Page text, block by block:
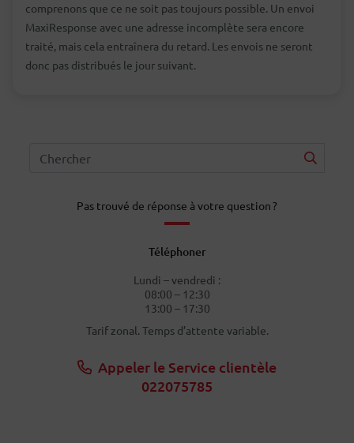
comprenons que ce ne soit pas toujours possible. Un envoi
MaxiResponse avec une adresse incomplète sera encore
traité, mais cela entraînera du retard. Les envois ne seront
donc pas distribués le jour suivant.
Pas trouvé de réponse à votre question ?
Téléphoner
Lundi – vendredi :
08:00 – 12:30
13:00 – 17:30
Tarif zonal. Temps d’attente variable.
Appeler le Service clientèle
022075785